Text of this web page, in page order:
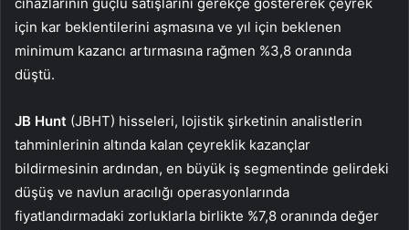
için kar beklentilerini aşmasına ve yıl için beklenen
minimum kazancı artırmasına rağmen %3,8 oranında
düştü.
JB Hunt (JBHT) hisseleri, lojistik şirketinin analistlerin
tahminlerinin altında kalan çeyreklik kazançlar
bildirmesinin ardından, en büyük iş segmentinde gelirdeki
düşüş ve navlun aracılığı operasyonlarında
fiyatlandırmadaki zorluklarla birlikte %7,8 oranında değer